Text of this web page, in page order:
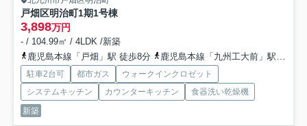
戸畑区明治町1期1号棟
3,898万円
- / 104.99㎡ / 4LDK /新築
鹿児島本線「戸畑」駅 徒歩8分
鹿児島本線「九州工大前」駅 徒歩22分
駐車2台可 都市ガス
ウォークインクロゼット
システムキッチン
カウンターキッチン
食器洗い乾燥機
新築